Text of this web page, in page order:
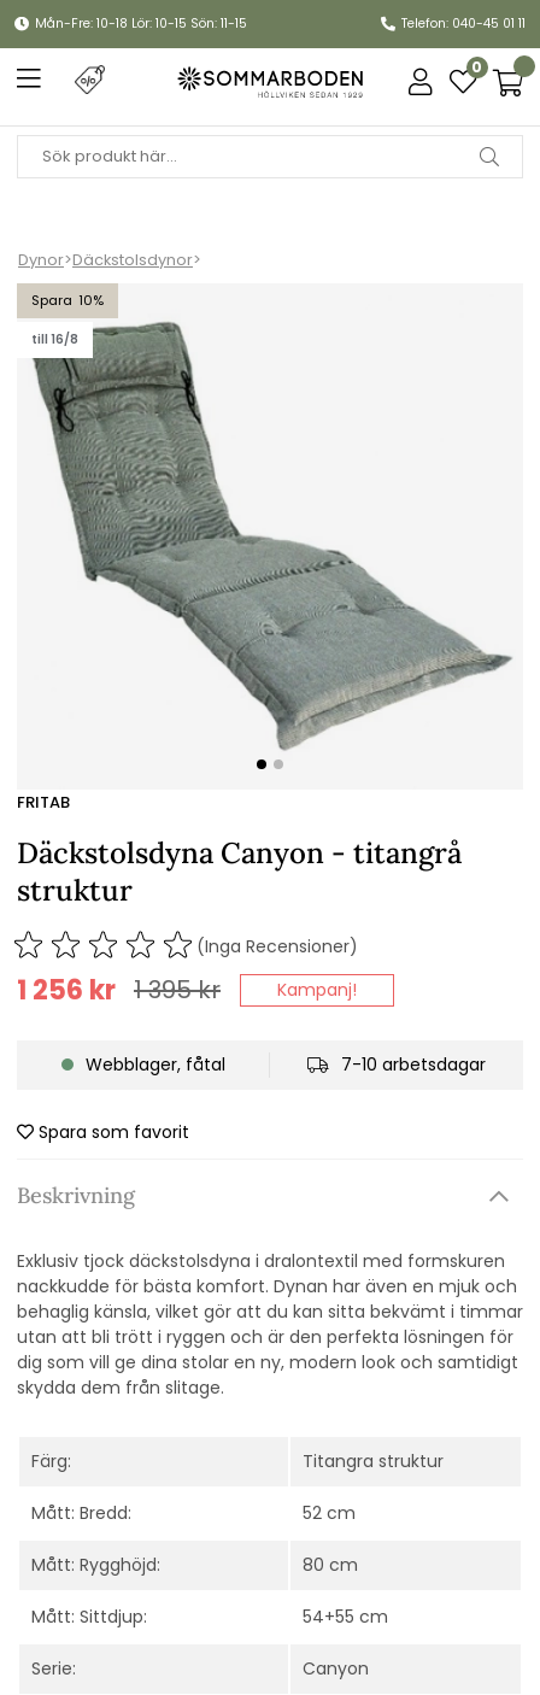
Mån-Fre: 10-18 Lör: 10-15 Sön: 11-15 Telefon: 040-45 01 11
0
Dynor>Däckstolsdynor>
10
till 16/8
Däckstolsdyna Canyon - titangrå struktur
FRITAB
Däckstolsdyna Canyon - titangrå
struktur
(Inga Recensioner)
1 395kr
1 256 kr Kampanj!
Webblager, fåtal 7-10 arbetsdagar
Spara som favorit
Beskrivning
Exklusiv tjock däckstolsdyna i dralontextil med formskuren
nackkudde för bästa komfort. Dynan har även en mjuk och
behaglig känsla, vilket gör att du kan sitta bekvämt i timmar
utan att bli trött i ryggen och är den perfekta lösningen för
dig som vill ge dina stolar en ny, modern look och samtidigt
skydda dem från slitage.
Färg: Titangra struktur
Mått: Bredd: 52 cm
Mått: Rygghöjd: 80 cm
Mått: Sittdjup: 54+55 cm
Serie: Canyon